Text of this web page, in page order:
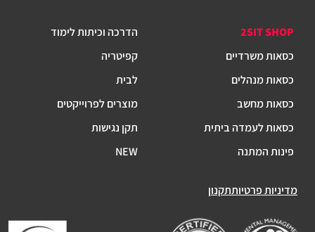
2SIT SHOP
כסאות משרדיים
כסאות מנהלים
כסאות מחשב
כסאות לעמדה ביתית
פינות המתנה
הדרכה וכיתות לימוד
קפיטריה
לבית
מוצרים לפרוייקטים
תקן נגישות
NEW
מדיניות פרטיותתקנון